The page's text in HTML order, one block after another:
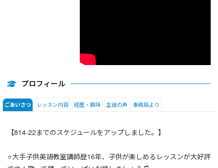
プロフィール
ごあいさつ レッスン内容 経歴・興味 生徒の声 事務局より
【814-22までのスケジュールをアップしました。】
⭐️大手子供英語教室講師歴16年、子供が楽しめるレッスンが大好評